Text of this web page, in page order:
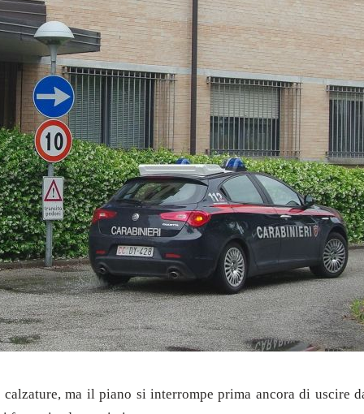
ma il piano si interrompe prima ancora di uscire